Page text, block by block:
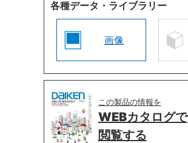
各種データ・ライブラリー
画像
この製品の情報を
WEBカタログで
閲覧する